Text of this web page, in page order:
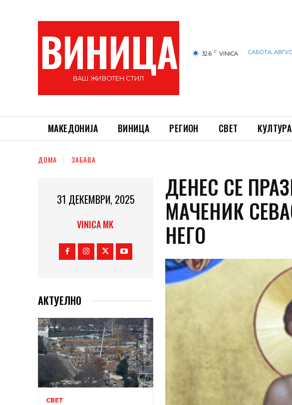
ВИНИЦА
ВАШ ЖИВОТЕН СТИЛ
32.6 C VINICA САБОТА,
МАКЕДОНИЈА ВИНИЦА РЕГИОН СВЕТ КУЛТУРА
ДОМА ЗАБАВА
31 ДЕКЕМВРИ, 2025
VINICA MK
АКТУЕЛНО
СВЕТ
ДЕНЕС СЕ
МАЧЕНИК
НЕГО